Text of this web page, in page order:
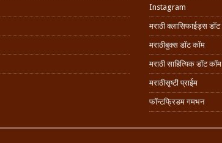
Instagram
मराठी क्लासिफाईड्स
मराठीबुक्स डॉट कॉम
मराठी साहित्यिक डॉट कॉम
मराठीसृष्टी प्राईम
फॉन्टफ्रिडम गमभन